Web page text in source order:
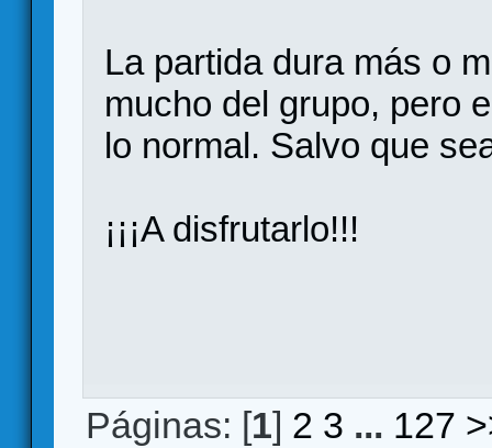
La partida dura más o
mucho del grupo, pero
lo normal. Salvo que
¡¡¡A disfrutarlo!!!
Páginas: [1] 2 3 ... 127